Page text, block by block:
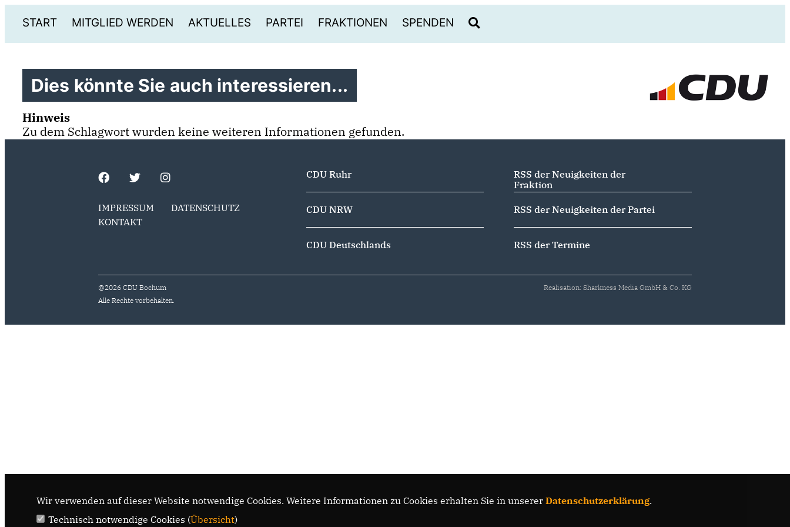
START MITGLIED WERDEN AKTUELLES PARTEI FRAKTIONEN SPENDEN
Dies könnte Sie auch interessieren...
Hinweis
Zu dem Schlagwort wurden keine weiteren Informationen gefunden.
IMPRESSUM
DATENSCHUTZ
KONTAKT
CDU Ruhr
CDU NRW
CDU Deutschlands
RSS der Neuigkeiten der
Fraktion
RSS der Neuigkeiten der Partei
RSS der Termine
@2026 CDU Bochum
Alle Rechte vorbehalten.
Realisation: Sharkness Media GmbH & Co. KG
Wir verwenden auf dieser Website notwendige Cookies. Weitere Informationen zu Cookies erhalten Sie in unserer Datenschutzerklärung.
Technisch notwendige Cookies (Übersicht)